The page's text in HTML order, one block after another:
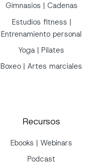
Gimnasios | Cadenas
Estudios fitness |
Entrenamiento personal
Yoga | Pilates
Boxeo | Artes marciales
Recursos
Ebooks | Webinars
Podcast